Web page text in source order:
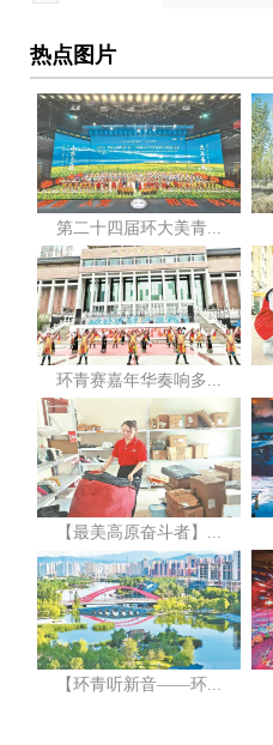
热点图片
第二十四届环大美青...
环青赛嘉年华奏响多...
【最美高原奋斗者】...
【环青听新音——环...